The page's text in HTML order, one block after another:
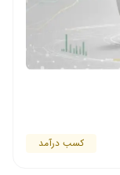
کسب درآمد